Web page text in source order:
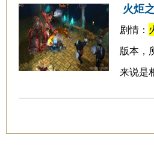
戏
盟游戏
火炬
剧情：
版本，
来说是